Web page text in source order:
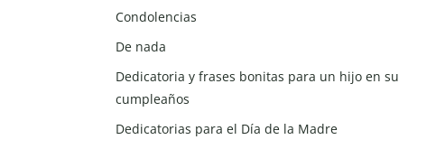
Condolencias
De nada
Dedicatoria y frases bonitas para un hijo en su
cumpleaños
Dedicatorias para el Día de la Madre